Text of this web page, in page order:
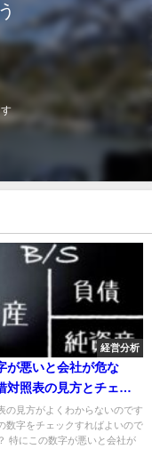
経営分析
が悪いと会社が危な
対照表の見方とチェッ
ト7選を税理士がわかり
説
の見方がよくわからないのです
数字をチェックすればよいので
特にこの数字が悪いと会社が